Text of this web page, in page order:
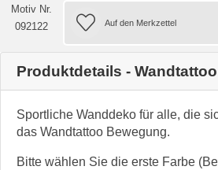
Motiv Nr.
092122
Produktdetails -
Sportliche Wanddeko für alle, die
das Wandtattoo Bewegung.
Bitte wählen Sie die erste Farbe